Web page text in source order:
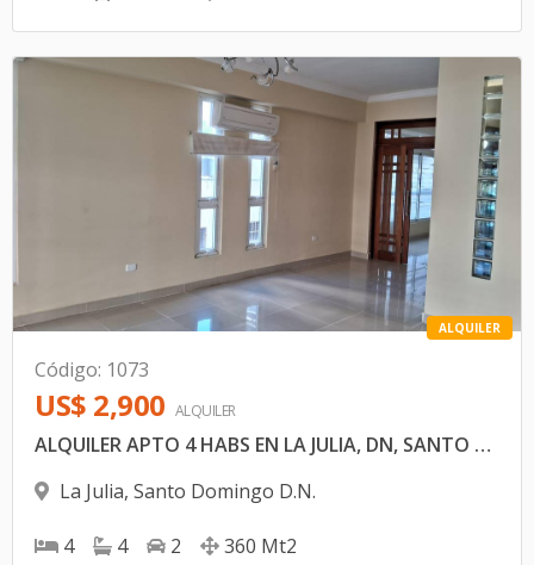
ALQUILER
Código: 1073
US$ 2,900 ALQUILER
ALQUILER APTO 4 HABS EN LA JULIA, DN, SANTO DOMINGO
La Julia, Santo Domingo D.N.
4 4 2 360 Mt2